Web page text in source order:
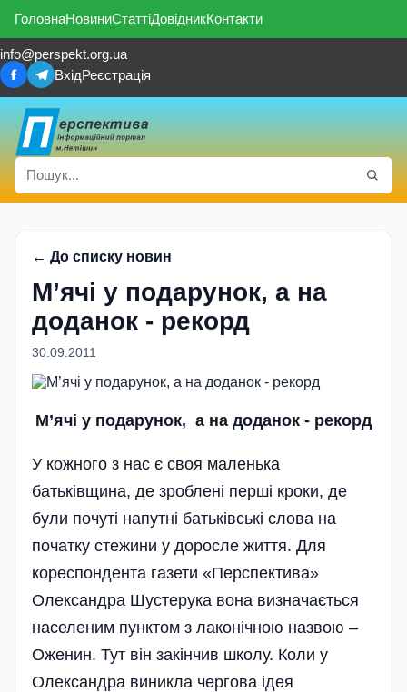
ГоловнаНовиниСтаттіДовідникКонтакти
info@perspekt.org.ua
ВхідРеєстрація
← До списку новин
М’ячі у подарунок, а на
доданок - рекорд
30.09.2011
М’ячі у подарунок, а на доданок - рекорд
У кожного з нас є своя маленька
батьківщина, де зроблені перші кроки, де
були почуті напутні батьківські слова на
початку стежини у доросле життя. Для
кореспондента газети «Перспектива»
Олександра Шустерука вона визначається
населеним пунктом з лаконічною назвою –
Оженин. Тут він закінчив школу. Коли у
Олександра виникла чергова ідея